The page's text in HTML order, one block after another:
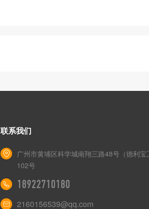
联系我们
广州市黄埔区科学城南翔三路48号（德利宝
102号
18922710180
2160156539@qq.com